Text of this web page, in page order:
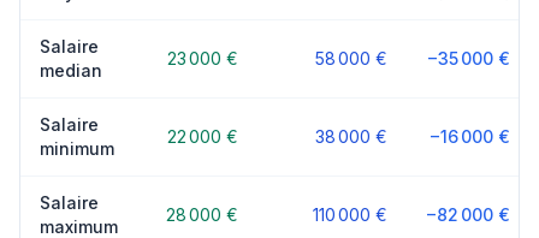
Salaire
median
23 000 € 58 000 € −35 000 €
Salaire
minimum
22 000 € 38 000 € −16 000 €
Salaire
maximum
28 000 € 110 000 € −82 000 €